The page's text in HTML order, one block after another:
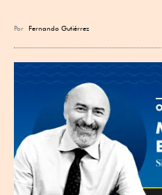
Por Fernando Gutiérrez